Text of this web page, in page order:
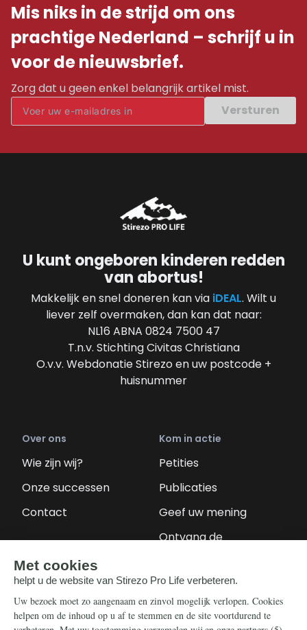
Mis niks in de strijd om ons
prachtige Nederland – schrijf u in
voor de nieuwsbrief.
Zorg dat u geen enkel belangrijk artikel mist.
Versturen
U kunt ongeboren kinderen redden
van abortus!
Makkelijk en snel doneren kan via iDEAL. Wilt u
liever zelf overmaken, dan kan dat naar:
NL16 ABNA 0824 7500 47
T.n.v. Stichting Civitas Christiana
O.v.v. Webdonatie Stirezo en uw postcode +
huisnummer
Over ons
Wie zijn wij?
Onze successen
Contact
Kom in actie
Petities
Publicaties
Geef uw mening
Ontvang de
Steun ons
Nieuwsbrief
Info
Contact